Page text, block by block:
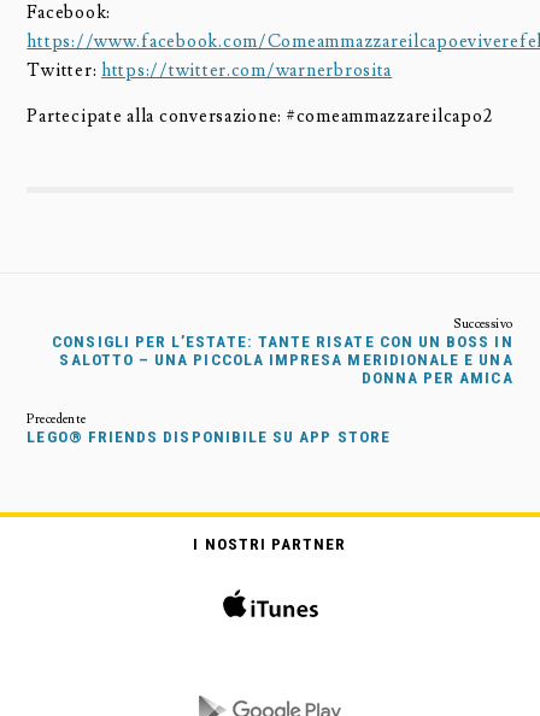
Facebook:
https://www.facebook.com/
Twitter:https://twitter.com/warnerbrosita
Partecipate alla conversazione: #comeammazzareilcapo2
CONSIGLI PER L’ESTATE: TANTE RISATE CON UN BOSS IN
SALOTTO – UNA PICCOLA IMPRESA MERIDIONALE E UNA
DONNA PER AMICA
LEGO® FRIENDS DISPONIBILE SU APP STORE
I NOSTRI PARTNER